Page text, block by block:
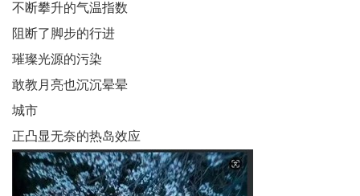
协
云
文
学
不断攀升的气温指数
阻断了脚步的行进
璀璨光源的污染
敢教月亮也沉沉晕晕
城市
正凸显无奈的热岛效应